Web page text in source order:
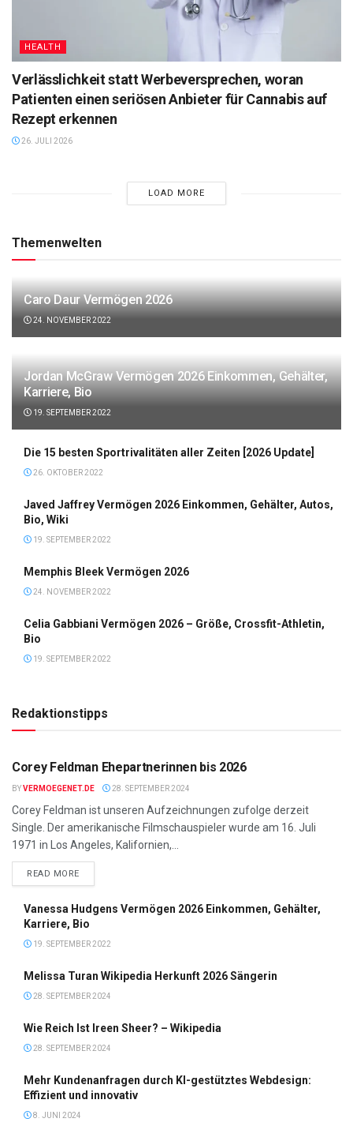
HEALTH
Verlässlichkeit statt Werbeversprechen, woran
Patienten einen seriösen Anbieter für Cannabis auf
Rezept erkennen
26. JULI 2026
LOAD MORE
Themenwelten
Caro Daur Vermögen 2026
24. NOVEMBER 2022
Jordan McGraw Vermögen 2026 Einkommen, Gehälter,
Karriere, Bio
19. SEPTEMBER 2022
Die 15 besten Sportrivalitäten aller Zeiten [2026 Update]
26. OKTOBER 2022
Javed Jaffrey Vermögen 2026 Einkommen, Gehälter, Autos,
Bio, Wiki
19. SEPTEMBER 2022
Memphis Bleek Vermögen 2026
24. NOVEMBER 2022
Celia Gabbiani Vermögen 2026 – Größe, Crossfit-Athletin,
Bio
19. SEPTEMBER 2022
Redaktionstipps
SCHAUSPIELER/-IN
Corey Feldman Ehepartnerinnen bis 2026
BYVERMOEGENET.DE 28. SEPTEMBER 2024
Corey Feldman ist unseren Aufzeichnungen zufolge derzeit
Single. Der amerikanische Filmschauspieler wurde am 16. Juli
1971 in Los Angeles, Kalifornien,...
READ MOREDETAILS
Vanessa Hudgens Vermögen 2026 Einkommen, Gehälter,
Karriere, Bio
19. SEPTEMBER 2022
Melissa Turan Wikipedia Herkunft 2026 Sängerin
28. SEPTEMBER 2024
Wie Reich Ist Ireen Sheer? – Wikipedia
28. SEPTEMBER 2024
Mehr Kundenanfragen durch KI-gestütztes Webdesign:
Effizient und innovativ
8. JUNI 2024